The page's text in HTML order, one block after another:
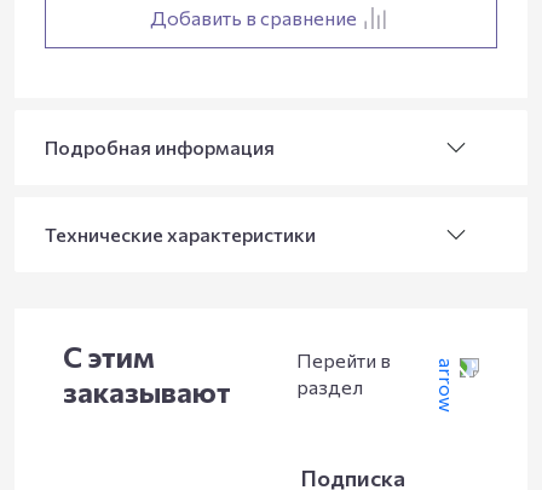
Добавить в сравнение
Подробная информация
Технические характеристики
С этим
заказывают
Перейти в
раздел
Подписка